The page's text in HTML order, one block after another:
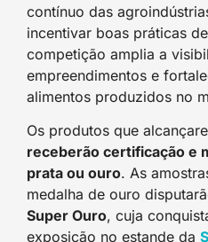
contínuo das
incentivar boas práticas
competição amplia a
empreendimentos e
alimentos produzidos no
Os produtos que
receberão certificação e
prata ou ouro. As
medalha de ouro
Super Ouro, cuja
exposição no estande da